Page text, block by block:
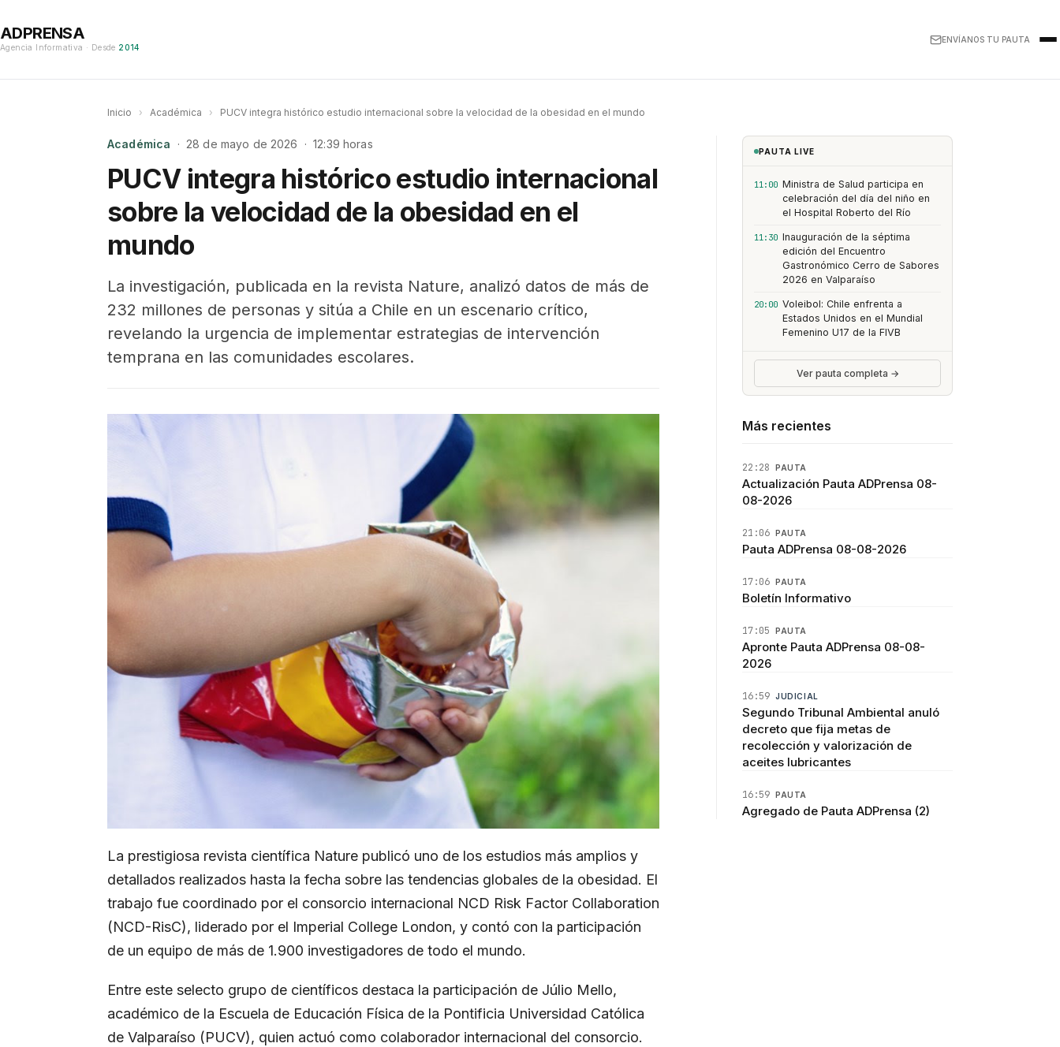
ADPRENSA
Agencia Informativa · Desde 2014
ENVÍANOS TU PAUTA
Inicio › Académica › PUCV integra histórico estudio internacional sobre la velocidad de la obesidad en el mundo
Académica · 28 de mayo de 2026 · 12:39 horas
PUCV integra histórico estudio internacional
sobre la velocidad de la obesidad en el
mundo
La investigación, publicada en la revista Nature, analizó datos de más de
232 millones de personas y sitúa a Chile en un escenario crítico,
revelando la urgencia de implementar estrategias de intervención
temprana en las comunidades escolares.
La prestigiosa revista científica Nature publicó uno de los estudios más amplios y
detallados realizados hasta la fecha sobre las tendencias globales de la obesidad. El
trabajo fue coordinado por el consorcio internacional NCD Risk Factor Collaboration
(NCD-RisC), liderado por el Imperial College London, y contó con la participación
de un equipo de más de 1.900 investigadores de todo el mundo.
Entre este selecto grupo de científicos destaca la participación de Júlio Mello,
académico de la Escuela de Educación Física de la Pontificia Universidad Católica
de Valparaíso (PUCV), quien actuó como colaborador internacional del consorcio.
PAUTA LIVE
11:00 Ministra de Salud participa en
celebración del día del niño en
el Hospital Roberto del Río
11:30 Inauguración de la séptima
edición del Encuentro
Gastronómico Cerro de Sabores
2026 en Valparaíso
20:00 Voleibol: Chile enfrenta a
Estados Unidos en el Mundial
Femenino U17 de la FIVB
Ver pauta completa →
Más recientes
22:28 PAUTA
Actualización Pauta ADPrensa 08-
08-2026
21:06 PAUTA
Pauta ADPrensa 08-08-2026
17:06 PAUTA
Boletín Informativo
17:05 PAUTA
Apronte Pauta ADPrensa 08-08-
2026
16:59 JUDICIAL
Segundo Tribunal Ambiental anuló
decreto que fija metas de
recolección y valorización de
aceites lubricantes
16:59 PAUTA
Agregado de Pauta ADPrensa (2)